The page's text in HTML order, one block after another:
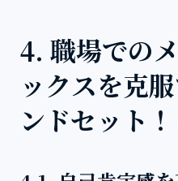
4. 職場での
ックスを克
ンドセット